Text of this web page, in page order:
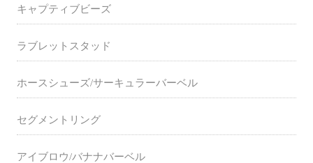
キャプティブビーズ
ラブレットスタッド
ホースシューズ/サーキュラーバーベル
セグメントリング
アイブロウ/バナナバーベル